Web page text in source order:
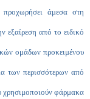
άμεσα στη
εξαίρεση από το ειδικό
ομάδων προκειμένου
των περισσότερων από
χρησιμοποιούν φάρμακα